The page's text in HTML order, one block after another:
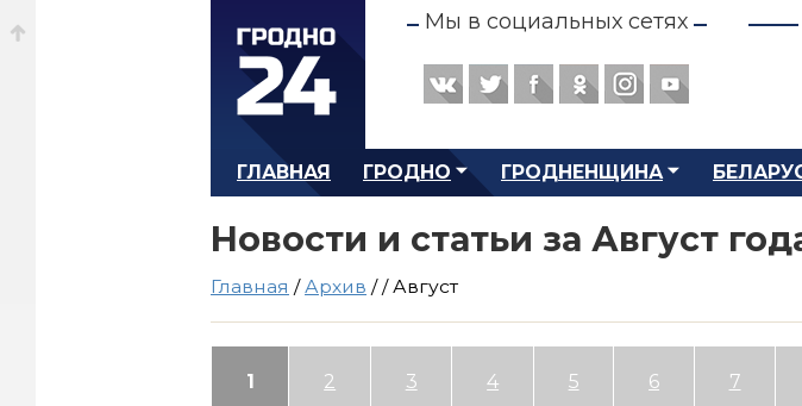
Мы в социальных сетях
ГЛАВНАЯ ГРОДНО ГРОДНЕНЩИНА
Новости и статьи за Август
Главная /Архив //Август
1 2 3 4 5 6 7